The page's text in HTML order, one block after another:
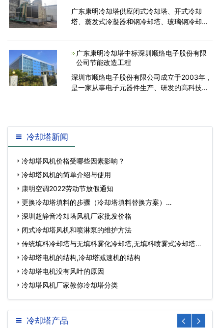
广东康明冷却塔供应闭式冷却塔、开式冷却
塔、蒸发式冷凝器和钢冷却塔、玻璃钢冷却
不同系列，可满足不同客户的冷却需求。
广东康明冷却塔中标深圳顺络电子股份有限
公司节能改造工程
深圳市顺络电子股份有限公司成立于2003年，
是一家从事电子元器件生产、研发的高科技公
冷却塔新闻
冷却塔风机价格受哪些因素影响？
冷却塔风机的简单介绍与使用
康明空调2022劳动节放假通知
更换冷却塔填料的步骤（冷却塔填料替换方案）…
深圳超静音冷却塔风机厂家批发价格
闭式冷却塔风机和喷淋泵的维护方法
传统填料冷却塔与无填料雾化冷却塔,无填料喷雾式冷却塔缺
点…冷却塔电机的结构,冷却塔减速机的结构
冷却塔电机没有风叶的原因
冷却塔风机厂家教你冷却塔分类
冷却塔产品